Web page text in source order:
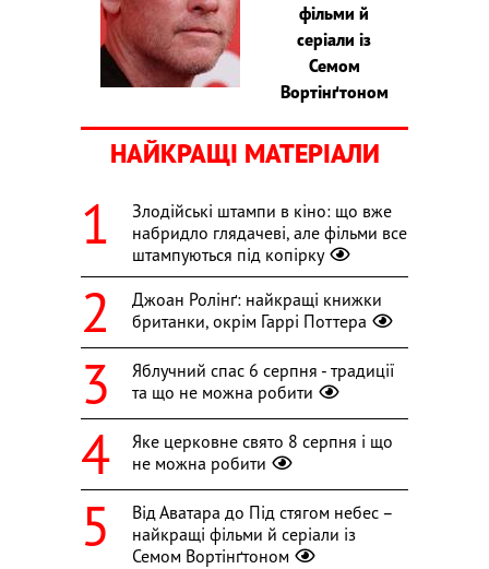
фільми й
серіали із
Семом
Вортінґтоном
НАЙКРАЩІ МАТЕРІАЛИ
Злодійські штампи в кіно: що вже
набридло глядачеві, але фільми все
штампуються під копірку
Джоан Ролінґ: найкращі книжки
британки, окрім Гаррі Поттера
Яблучний спас 6 серпня - традиції
та що не можна робити
Яке церковне свято 8 серпня і що
не можна робити
Від Аватара до Під стягом небес –
найкращі фільми й серіали із
Семом Вортінґтоном